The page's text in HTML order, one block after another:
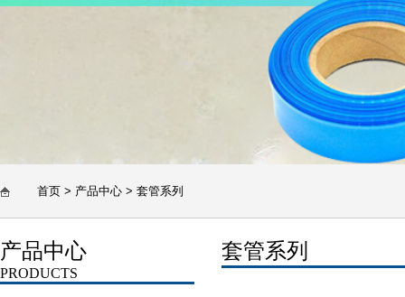
首页 > 产品中心 > 套管系列
产品中心
PRODUCTS
套管系列